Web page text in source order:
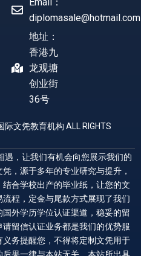
diplomasale@hotmail.com
地址：
香港九
龙观塘
创业街
36号
文凭教育机构 ALL RIGHTS
，让我们有机会向您展示我们的
，源于多年的专业研究与提升，
合学校出产的毕业纸，让您的文
程，定金与尾款方式展现了我们
外学历学位认证渠道，稳妥的留
留信认证业务都是我们的优势服
务提醒您，不得将定制文凭用于
果一律与本站无关，本站所出具